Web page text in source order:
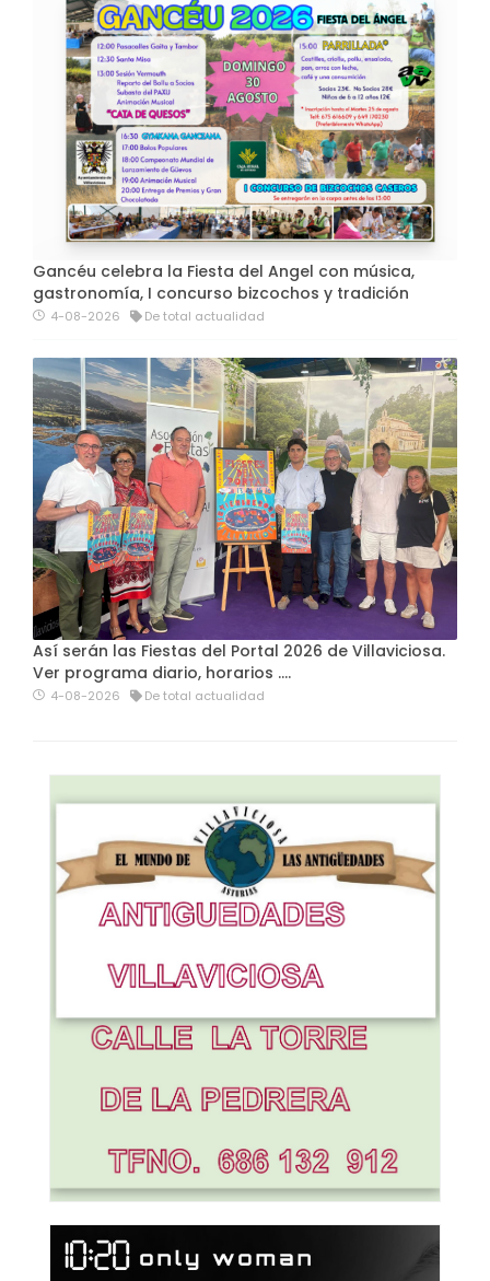
Gancéu celebra la Fiesta del Angel con música,
gastronomía, I concurso bizcochos y tradición
4-08-2026 De total actualidad
Así serán las Fiestas del Portal 2026 de Villaviciosa.
Ver programa diario, horarios ….
4-08-2026 De total actualidad